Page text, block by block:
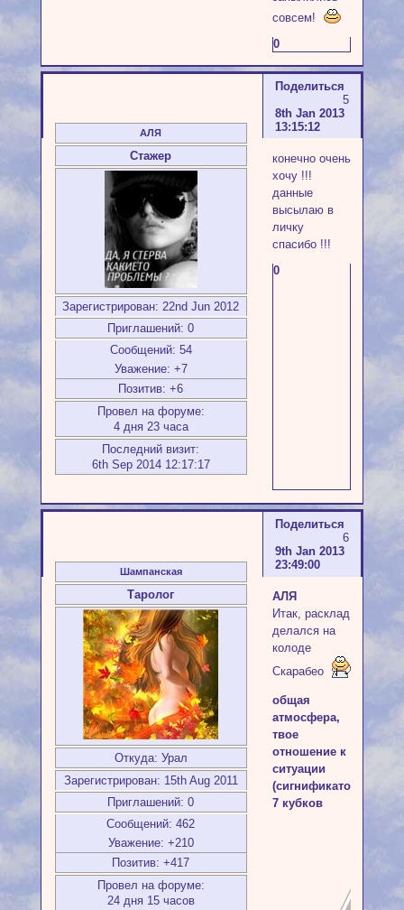
совсем!
0
Поделиться
5
8th Jan 2013
13:15:12
АЛЯ
Стажер
Зарегистрирован: 22nd Jun 2012
Приглашений: 0
Сообщений: 54
Уважение: +7
Позитив: +6
Провел на форуме:
4 дня 23 часа
Последний визит:
6th Sep 2014 12:17:17
конечно очень
хочу !!!
данные
высылаю в
личку
спасибо !!!
0
Поделиться
6
9th Jan 2013
23:49:00
Шампанская
Таролог
Откуда: Урал
Зарегистрирован: 15th Aug 2011
Приглашений: 0
Сообщений: 462
Уважение: +210
Позитив: +417
Провел на форуме:
24 дня 15 часов
АЛЯ
Итак, расклад
делался на
колоде
Скарабео
общая
атмосфера,
твое
отношение к
ситуации
(сигнификатор)
7 кубков